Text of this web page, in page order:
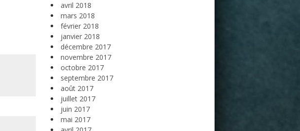
avril 2018
mars 2018
février 2018
janvier 2018
décembre 2017
novembre 2017
octobre 2017
septembre 2017
août 2017
juillet 2017
juin 2017
mai 2017